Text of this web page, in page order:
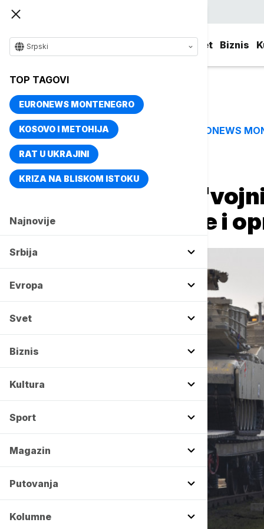
Svet Biznis
Srpski
TOP TAGOVI
EURONEWS MONTENEGRO
KOSOVO I METOHIJA
RAT U UKRAJINI
KRIZA NA BLISKOM ISTOKU
Najnovije
Srbija
Evropa
Svet
Biznis
Kultura
Sport
Magazin
Putovanja
Kolumne
TOP TAGOVI EURONEWS
Naslovna Evropa
Evropa stvara
granica za trupe i